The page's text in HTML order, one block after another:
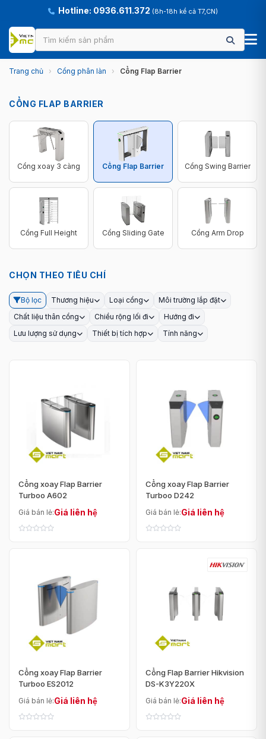
Hotline: 0936.611.372 (8h-18h kể cả T7,CN)
Trang chủ › Cổng phân làn › Cổng Flap Barrier
CỔNG FLAP BARRIER
Cổng xoay 3 càng Cổng Flap Barrier Cổng Swing Barrier
Cổng Full Height Cổng Sliding Gate Cổng Arm Drop
CHỌN THEO TIÊU CHÍ
Bộ lọc Thương hiệu Loại cổng
Môi trường lắp đặt
Chất liệu thân cổng
Chiều rộng lối đi
Hướng đi
Lưu lượng sử dụng
Thiết bị tích hợp Tính năng
Cổng xoay Flap Barrier
Turboo A602
Giá bán lẻ:Giá liên hệ
Cổng xoay Flap Barrier
Turboo D242
Giá bán lẻ:Giá liên hệ
Cổng xoay Flap Barrier
Turboo ES2012
Giá bán lẻ:Giá liên hệ
Cổng Flap Barrier Hikvision
DS-K3Y220X
Giá bán lẻ:Giá liên hệ